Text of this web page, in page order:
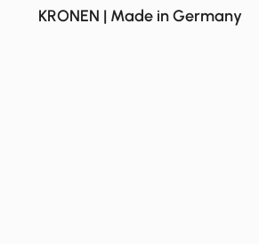
KRONEN | Made in Germany